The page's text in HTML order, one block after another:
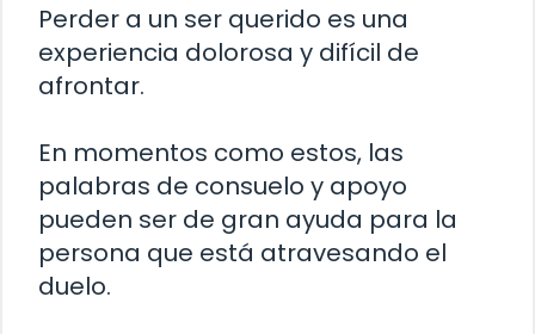
Perder a un ser querido es una
experiencia dolorosa y difícil de
afrontar.
En momentos como estos, las
palabras de consuelo y apoyo
pueden ser de gran ayuda para la
persona que está atravesando el
duelo.